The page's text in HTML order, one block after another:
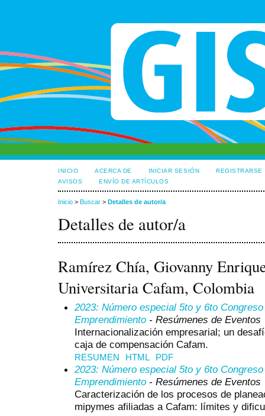
INICIO ACERCA DE INICIAR SESIÓN
REGISTRARSE
AVISOS
ENVÍO DE ARTÍCULOS
Inicio > Buscar > Detalles de autor/a
Detalles de autor/a
Ramírez Chía, Giovanny
Universitaria Cafam, Colombia
2023: Número especial 5to y 6to
Emprendimiento - Resúmenes de Eventos
Internacionalización empresarial; un
caja de compensación Cafam.
RESUMEN HTML PDF
2023: Número especial 5to y 6to
Emprendimiento - Resúmenes de Eventos
Caracterización de los procesos de
mipymes afiliadas a Cafam: límites y